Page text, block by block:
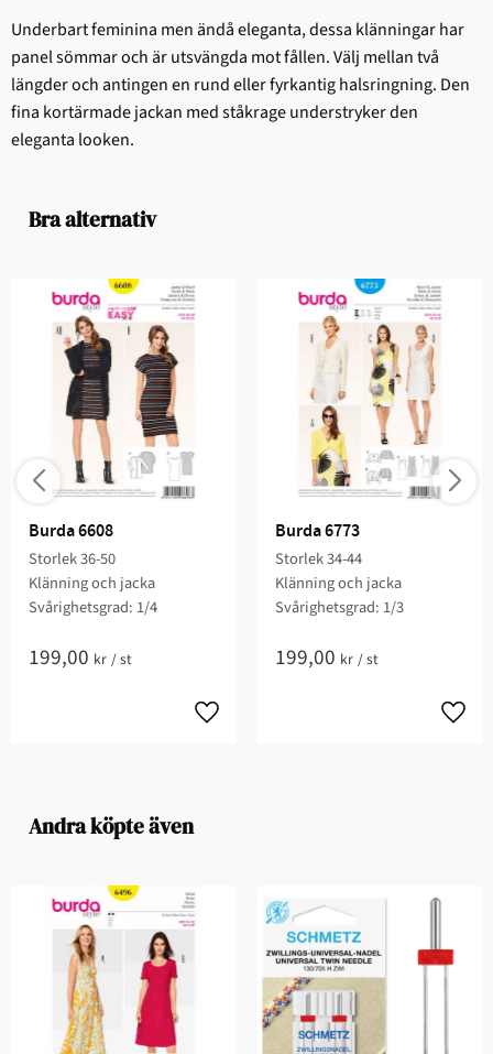
Underbart feminina men ändå eleganta, dessa klänningar har
panel sömmar och är utsvängda mot fållen. Välj mellan två
längder och antingen en rund eller fyrkantig halsringning. Den
fina kortärmade jackan med ståkrage understryker den
eleganta looken.
Bra alternativ
Burda 6608
Storlek 36-50
Klänning och jacka
Svårighetsgrad: 1/4​
199,00 kr /st
Burda 6773
Storlek 34-44
Klänning och jacka
Svårighetsgrad: 1/3​
199,00 kr /st
Andra köpte även